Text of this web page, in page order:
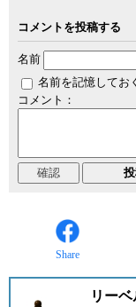
コメントを投稿する
名前
名前を記憶してお
コメント：
Share
リーベ